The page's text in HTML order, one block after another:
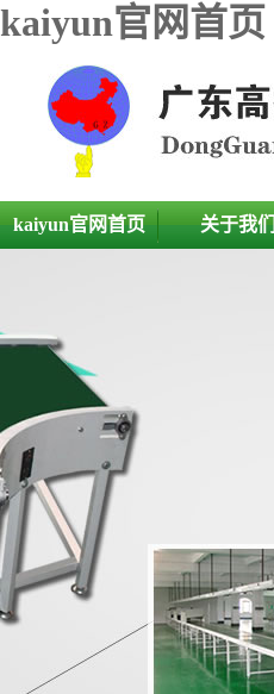
kaiyun官网首页
kaiyun官网首页 关于我们